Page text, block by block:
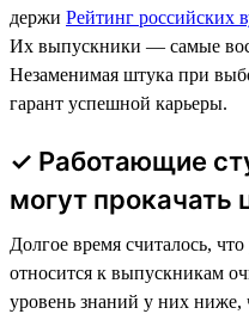
держи Рейтинг российских
Их выпускники — самые
Незаменимая штука при
гарант успешной карьеры.
✓ Работающие
могут прокачать
Долгое время считалось,
относится к выпускникам
уровень знаний у них